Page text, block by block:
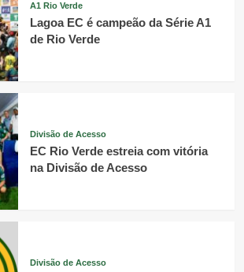
A1 Rio Verde
Lagoa EC é campeão da Série A1
de Rio Verde
Divisão de Acesso
EC Rio Verde estreia com vitória
na Divisão de Acesso
Divisão de Acesso